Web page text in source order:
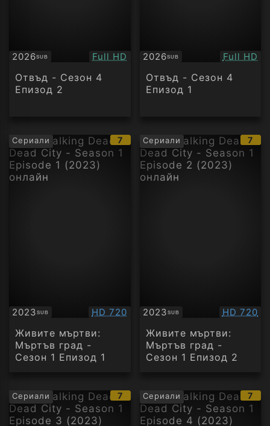
2026SUB
Субтитри Качество:
Full HD
Отвъд - Сезон 4
Епизод 2
2026SUB
Субтитри Full HD
Отвъд - Сезон 4
Епизод 1
Сериали
IMDb
рейтинг:
7
2023SUB
Субтитри Качество:
HD 720
Живите мъртви:
Мъртъв град -
Сезон 1 Епизод 1
Сериали 7
2023SUB
Субтитри HD 720
Живите мъртви:
Мъртъв град -
Сезон 1 Епизод 2
Сериали
IMDb
рейтинг:
7 Сериали 7